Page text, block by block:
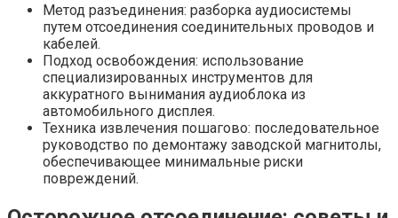
Метод разъединения: разборка аудиосистемы
путем отсоединения соединительных проводов и
кабелей.
Подход освобождения: использование
специализированных инструментов для
аккуратного вынимания аудиоблока из
автомобильного дисплея.
Техника извлечения пошагово: последовательное
руководство по демонтажу заводской магнитолы,
обеспечивающее минимальные риски
повреждений.